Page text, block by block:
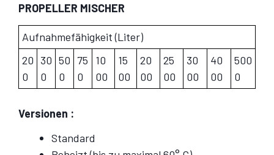
PROPELLER MISCHER
Aufnahmefähigkeit (Liter)
20
0
30
0
50
0
75
0
10
00
15
00
20
00
25
00
30
00
40
00
500
0
Versionen :
Standard